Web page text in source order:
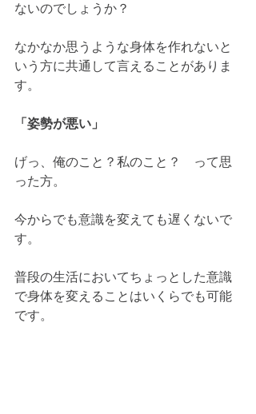
ないのでしょうか？
なかなか思うような身体を作れないと
いう方に共通して言えることがありま
す。
「姿勢が悪い」
げっ、俺のこと？私のこと？　って思
った方。
今からでも意識を変えても遅くないで
す。
普段の生活においてちょっとした意識
で身体を変えることはいくらでも可能
です。